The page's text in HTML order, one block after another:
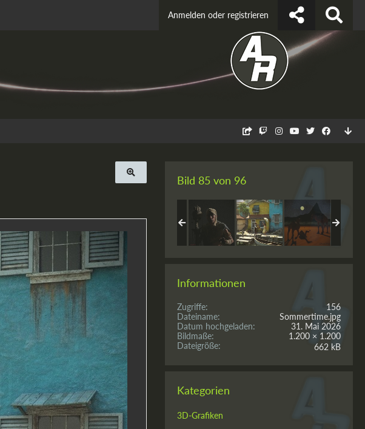
Anmelden oder registrieren
Bild 85 von 96
Informationen
Zugriffe
156
Dateiname
Sommertime.jpg
Datum hochgeladen
31. Mai 2026
Bildmaße
1.200 × 1.200
Dateigröße
662 kB
Kategorien
3D-Grafiken